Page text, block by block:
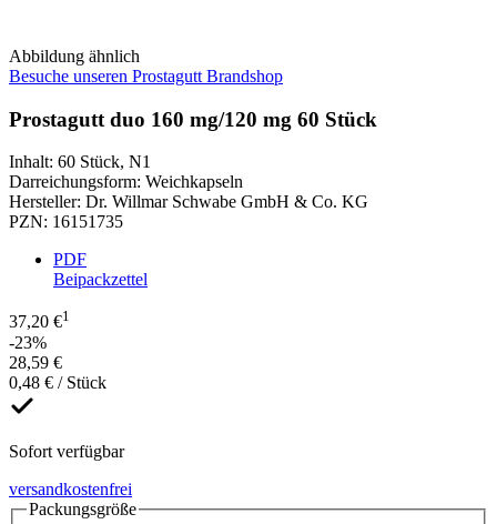
Abbildung ähnlich
Besuche unseren Prostagutt Brandshop
Prostagutt duo 160 mg/120 mg 60 Stück
Inhalt: 60 Stück, N1
Darreichungsform: Weichkapseln
Hersteller: Dr. Willmar Schwabe GmbH & Co. KG
PZN: 16151735
PDF
Beipackzettel
37,20 €1
-23%
28,59 €
0,48 € / Stück
Sofort verfügbar
versandkostenfrei
Packungsgröße